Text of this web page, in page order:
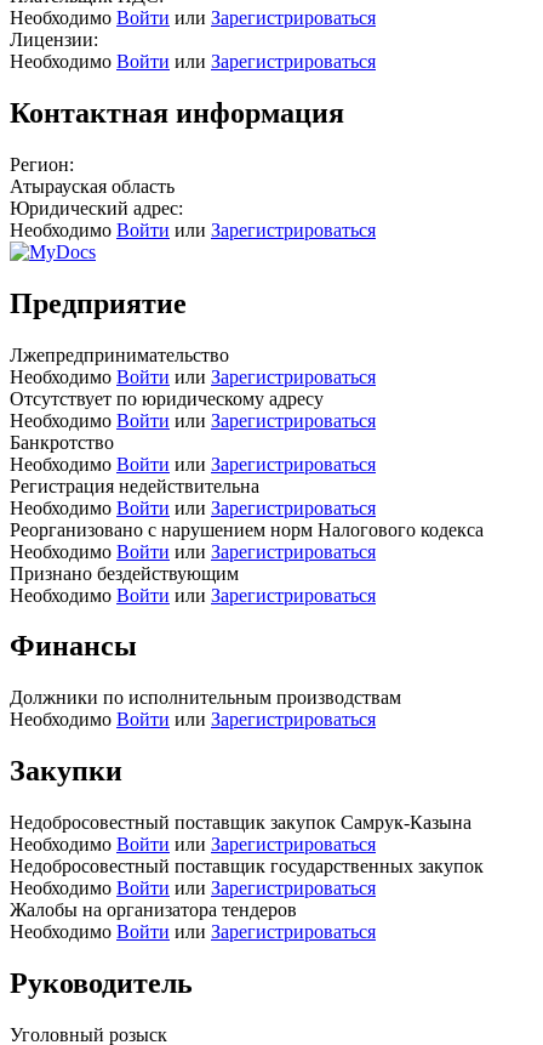
Необходимо Войти или Зарегистрироваться
Лицензии:
Необходимо Войти или Зарегистрироваться
Контактная информация
Регион:
Атырауская область
Юридический адрес:
Необходимо Войти или Зарегистрироваться
Предприятие
Лжепредпринимательство
Необходимо Войти или Зарегистрироваться
Отсутствует по юридическому адресу
Необходимо Войти или Зарегистрироваться
Банкротство
Необходимо Войти или Зарегистрироваться
Регистрация недействительна
Необходимо Войти или Зарегистрироваться
Реорганизовано с нарушением норм Налогового кодекса
Необходимо Войти или Зарегистрироваться
Признано бездействующим
Необходимо Войти или Зарегистрироваться
Финансы
Должники по исполнительным производствам
Необходимо Войти или Зарегистрироваться
Закупки
Недобросовестный поставщик закупок Самрук-Казына
Необходимо Войти или Зарегистрироваться
Недобросовестный поставщик государственных закупок
Необходимо Войти или Зарегистрироваться
Жалобы на организатора тендеров
Необходимо Войти или Зарегистрироваться
Руководитель
Уголовный розыск